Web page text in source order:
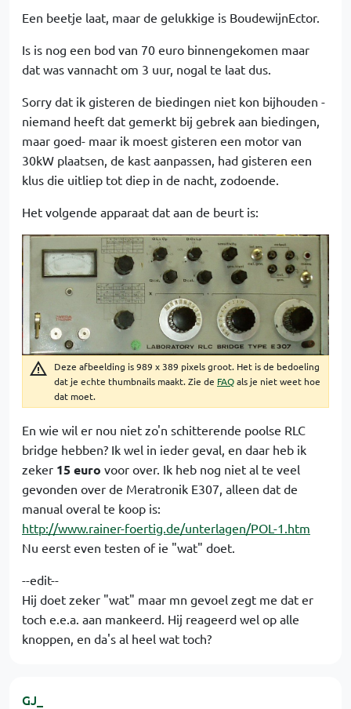
Een beetje laat, maar de gelukkige is BoudewijnEctor.
Is is nog een bod van 70 euro binnengekomen maar
dat was vannacht om 3 uur, nogal te laat dus.
Sorry dat ik gisteren de biedingen niet kon bijhouden -
niemand heeft dat gemerkt bij gebrek aan biedingen,
maar goed- maar ik moest gisteren een motor van
30kW plaatsen, de kast aanpassen, had gisteren een
klus die uitliep tot diep in de nacht, zodoende.
Het volgende apparaat dat aan de beurt is:
Deze afbeelding is 989 x 389 pixels groot. Het is de bedoeling
dat je echte thumbnails maakt. Zie de FAQals je niet weet hoe
dat moet.
En wie wil er nou niet zo'n schitterende poolse RLC
bridge hebben? Ik wel in ieder geval, en daar heb ik
zeker 15 euro voor over. Ik heb nog niet al te veel
gevonden over de Meratronik E307, alleen dat de
manual overal te koop is:
http://www.rainer-foertig.de/unterlagen/POL-1.htm
Nu eerst even testen of ie "wat" doet.
--edit--
Hij doet zeker "wat" maar mn gevoel zegt me dat er
toch e.e.a. aan mankeerd. Hij reageerd wel op alle
knoppen, en da's al heel wat toch?
GJ_